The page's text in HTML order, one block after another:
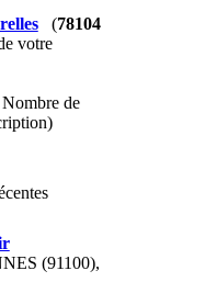
(78104
votre
de
(91100),